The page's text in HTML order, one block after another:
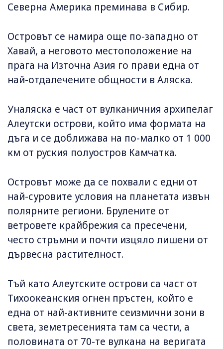
Северна Америка преминава в Сибир.
Островът се намира още по-западно от
Хавай, а неговото местоположение на
прага на Източна Азия го прави една от
най-отдалечените общности в Аляска.
Уналяска е част от вулканичния архипелаг
Алеутски острови, който има формата на
дъга и се доближава на по-малко от 1 000
км от руския полуостров Камчатка.
Островът може да се похвали с едни от
най-суровите условия на планетата извън
полярните региони. Брулените от
ветровете крайбрежия са пресечени,
често стръмни и почти изцяло лишени от
дървесна растителност.
Тъй като Алеутските острови са част от
Тихоокеанския огнен пръстен, който е
една от най-активните сеизмични зони в
света, земетресенията там са чести, а
половината от 70-те вулкана на веригата